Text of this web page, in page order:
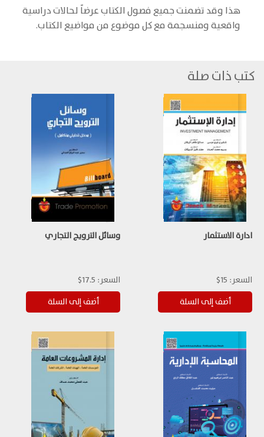
هذا وقد تضمنت جميع فصول الكتاب عرضاً لحالات دراسية
واقعية ومنسجمة مع كل موضوع من مواضيع الكتاب.
كتب ذات صلة
ادارة الاستثمار
السعر: 15$
وسائل الترويج التجاري
السعر: 17.5$